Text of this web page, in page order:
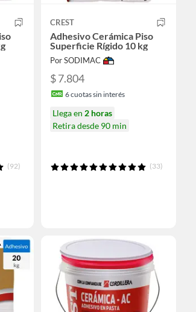
(92)
CREST
Adhesivo Cerámica Piso
Superficie Rígido 10 kg
Por SODIMAC
$ 7.804
6cuotas sin interés
Llega en 2 horas
Retira desde 90 min
(33)